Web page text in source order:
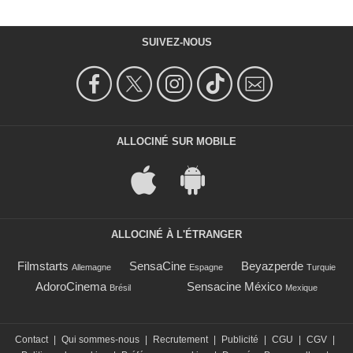
SUIVEZ-NOUS
ALLOCINÉ SUR MOBILE
ALLOCINÉ À L'ÉTRANGER
Filmstarts Allemagne SensaCine Espagne Beyazperde Turquie
AdoroCinema Brésil Sensacine México Mexique
Contact Qui sommes-nous Recrutement Publicité CGU CGV